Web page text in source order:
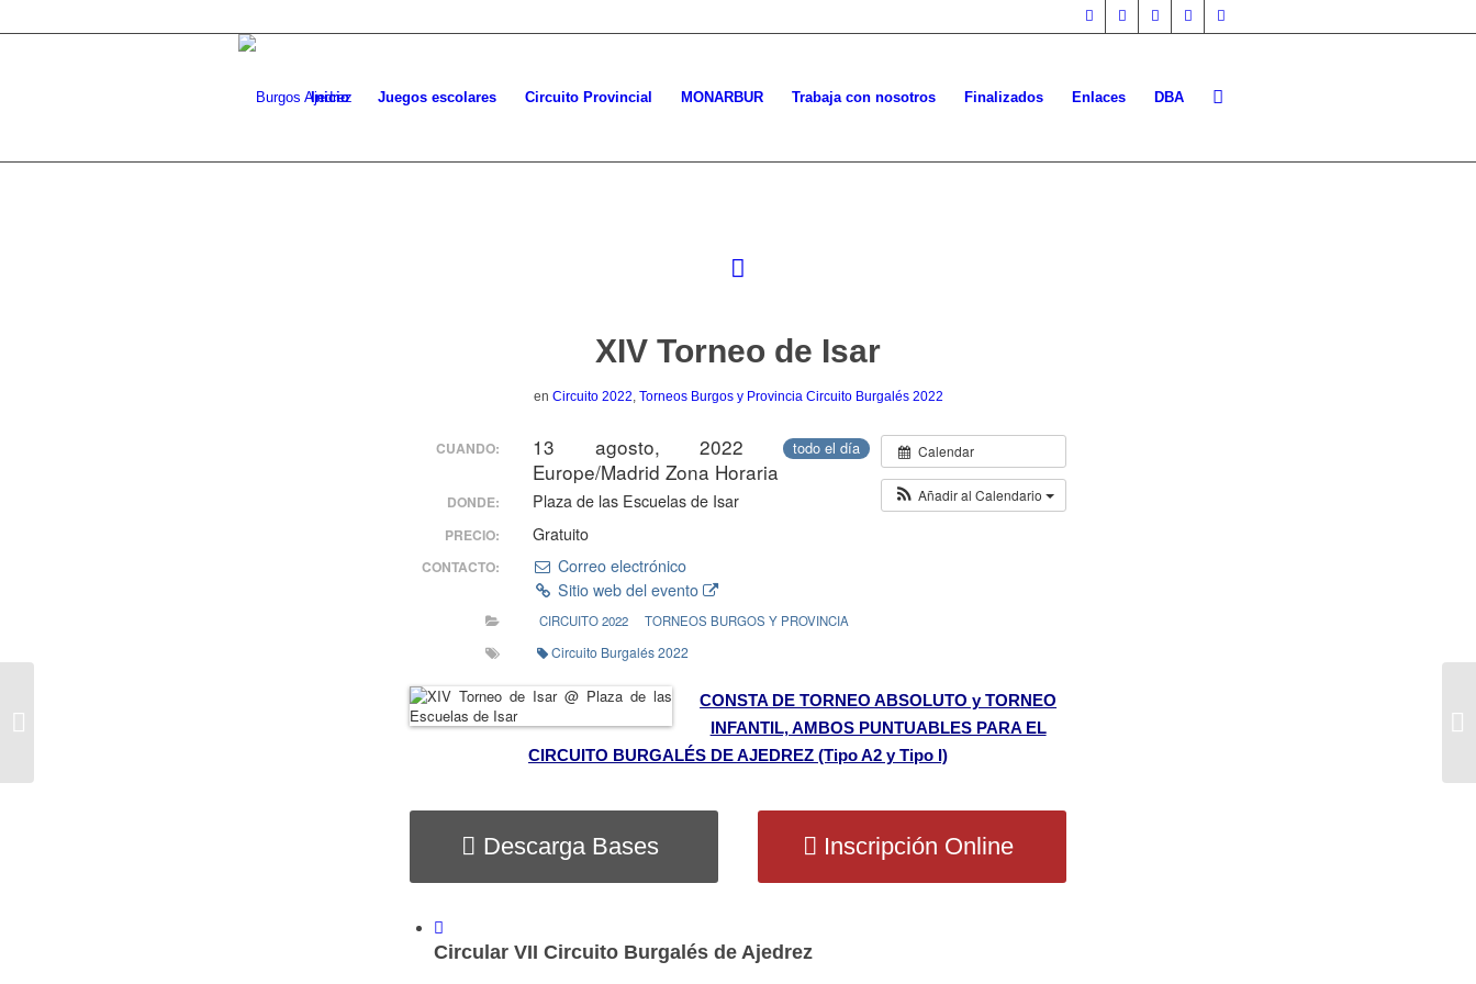
Inicio Juegos escolares Circuito Provincial MONARBUR Trabaja con nosotros Finalizados Enlaces DBA
XIV Torneo de Isar
en Circuito 2022, Torneos Burgos y Provincia Circuito Burgalés 2022
Calendar
Añadir al Calendario
CUANDO: 13 agosto, 2022 todo el día
Europe/Madrid Zona Horaria
DONDE: Plaza de las Escuelas de Isar
PRECIO: Gratuito
CONTACTO:
Correo electrónico
Sitio web del evento
CIRCUITO 2022 TORNEOS BURGOS Y PROVINCIA
Circuito Burgalés 2022
CONSTA DE TORNEO ABSOLUTO y TORNEO
INFANTIL, AMBOS PUNTUABLES PARA EL
CIRCUITO BURGALÉS DE AJEDREZ (Tipo A2 y Tipo I)
Descarga Bases Inscripción Online
Circular VII Circuito Burgalés de Ajedrez